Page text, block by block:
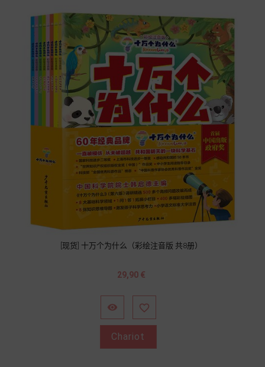
[现货] 十万个为什么（彩绘注音版 共8册）
Prix
29,90 €
 
Chariot